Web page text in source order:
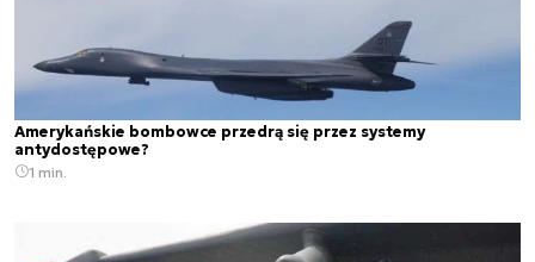
Amerykańskie bombowce przedrą się przez systemy
antydostępowe?
1 min.